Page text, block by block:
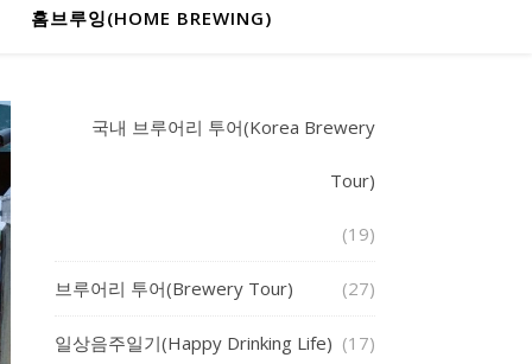
홈브루잉(HOME BREWING)
국내 브루어리 투어(Korea Brewery
Tour)
(19)
브루어리 투어(Brewery Tour) (27)
일상음주일기(Happy Drinking Life) (17)